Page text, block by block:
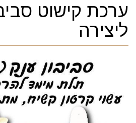
ערכת קישוט
ליצירה